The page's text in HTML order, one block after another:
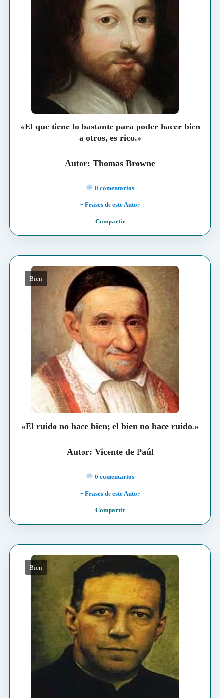
«El que tiene lo bastante para poder hacer bien
a otros, es rico.»
Autor: Thomas Browne
0 comentarios
|
+ Frases de este Autor
|
Compartir
Bien
«El ruido no hace bien; el bien no hace ruido.»
Autor: Vicente de Paúl
0 comentarios
|
+ Frases de este Autor
|
Compartir
Bien